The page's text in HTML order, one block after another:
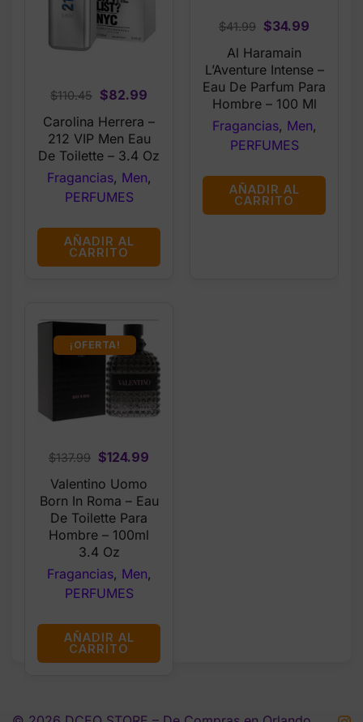
$110.45 Original
price
was:
$110.45.
$82.99
is:
$82.99.
Carolina Herrera –
212 VIP Men Eau
De Toilette – 3.4 Oz
Fragancias, Men,
PERFUMES
AÑADIR AL
CARRITO
$41.99 Original
price
was:
$41.99.
$34.99
is:
$34.99.
Al Haramain
L’Aventure Intense –
Eau De Parfum Para
Hombre – 100 Ml
Fragancias, Men,
PERFUMES
AÑADIR AL
CARRITO
¡OFERTA!
$137.99 Original
price
was:
$137.99.
$124.99
is:
Valentino Uomo
Born In Roma – Eau
De Toilette Para
Hombre – 100ml
3.4 Oz
Fragancias, Men,
PERFUMES
AÑADIR AL
CARRITO